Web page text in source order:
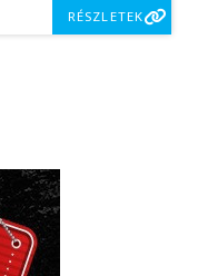
RÉSZLETEK